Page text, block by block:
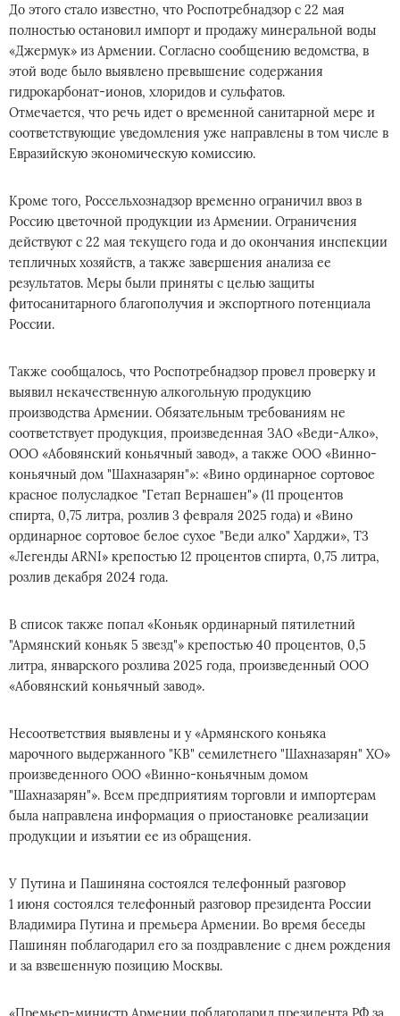
До этого стало известно, что Роспотребнадзор с 22 мая
полностью остановил импорт и продажу минеральной воды
«Джермук» из Армении. Согласно сообщению ведомства, в
этой воде было выявлено превышение содержания
гидрокарбонат-ионов, хлоридов и сульфатов.
Отмечается, что речь идет о временной санитарной мере и
соответствующие уведомления уже направлены в том числе в
Евразийскую экономическую комиссию.
Кроме того, Россельхознадзор временно ограничил ввоз в
Россию цветочной продукции из Армении. Ограничения
действуют с 22 мая текущего года и до окончания инспекции
тепличных хозяйств, а также завершения анализа ее
результатов. Меры были приняты с целью защиты
фитосанитарного благополучия и экспортного потенциала
России.
Также сообщалось, что Роспотребнадзор провел проверку и
выявил некачественную алкогольную продукцию
производства Армении. Обязательным требованиям не
соответствует продукция, произведенная ЗАО «Веди-Алко»,
ООО «Абовянский коньячный завод», а также ООО «Винно-
коньячный дом "Шахназарян"»: «Вино ординарное сортовое
красное полусладкое "Гетап Вернашен"» (11 процентов
спирта, 0,75 литра, розлив 3 февраля 2025 года) и «Вино
ординарное сортовое белое сухое "Веди алко" Харджи», Т3
«Легенды ARNI» крепостью 12 процентов спирта, 0,75 литра,
розлив декабря 2024 года.
В список также попал «Коньяк ординарный пятилетний
"Армянский коньяк 5 звезд"» крепостью 40 процентов, 0,5
литра, январского розлива 2025 года, произведенный ООО
«Абовянский коньячный завод».
Несоответствия выявлены и у «Армянского коньяка
марочного выдержанного "КВ" семилетнего "Шахназарян" ХО»
произведенного ООО «Винно-коньячным домом
"Шахназарян"». Всем предприятиям торговли и импортерам
была направлена информация о приостановке реализации
продукции и изъятии ее из обращения.
У Путина и Пашиняна состоялся телефонный разговор
1 июня состоялся телефонный разговор президента России
Владимира Путина и премьера Армении. Во время беседы
Пашинян поблагодарил его за поздравление с днем рождения
и за взвешенную позицию Москвы.